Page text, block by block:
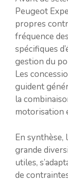
Peugeot
propres
fréquence
spécifiques
gestion du
Les
guident
la
motorisation
En synthèse,
grande
utiles,
de